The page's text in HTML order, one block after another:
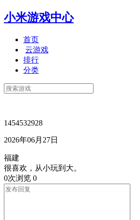
小米游戏中心
首页
云游戏
排行
分类
1454532928
2026年06月27日
福建
很喜欢，从小玩到大。
0次浏览 0